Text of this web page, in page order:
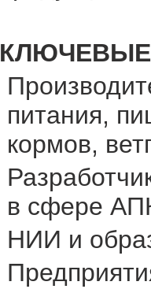
питания,
кормов,
в сфере
НИИ и